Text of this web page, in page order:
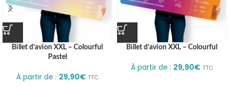
Billet d’avion XXL – Colourful
Pastel
À partir de : 29,90€ TTC
Billet d’avion XXL – Colourful
À partir de : 29,90€ TTC